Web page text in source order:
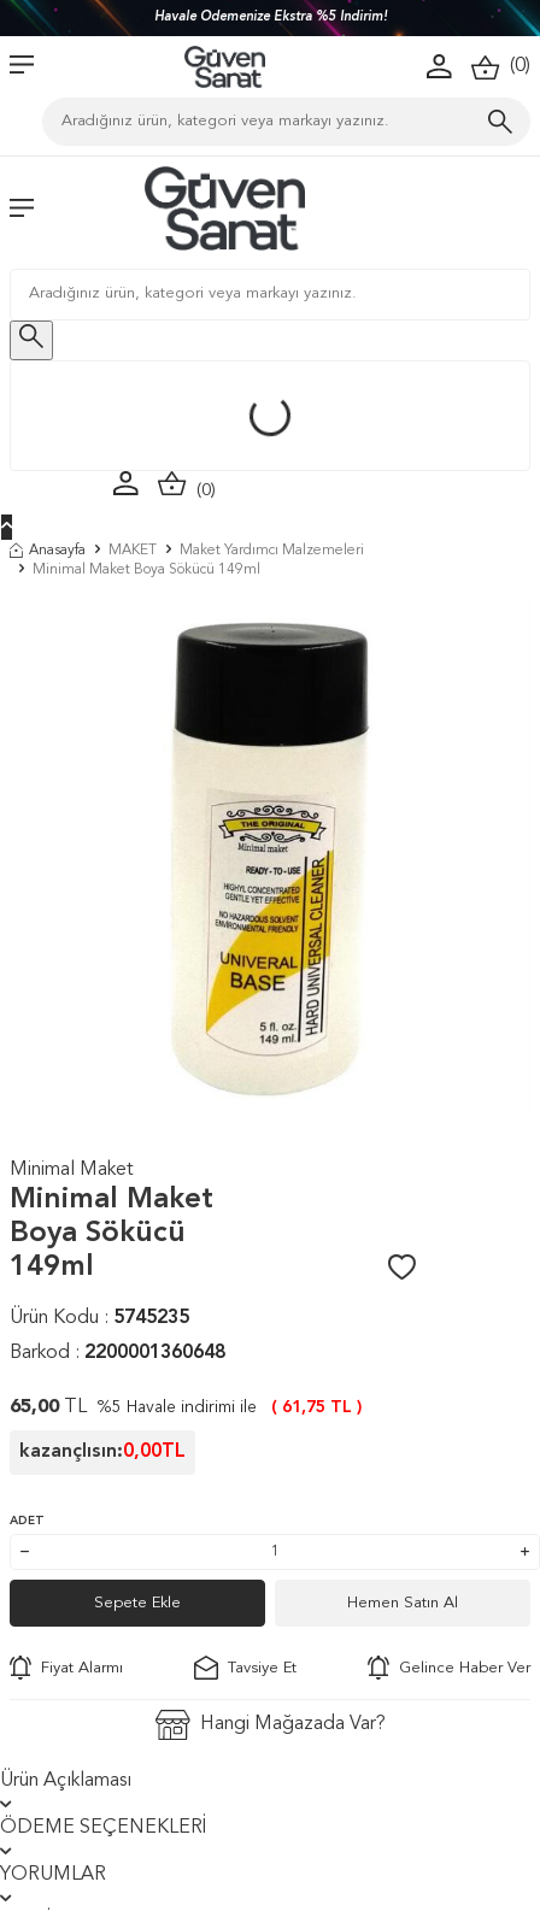
Türkiye'nin her yerine 1450 TL ve üzeri kargo bedava!
(0)
(0)
Anasayfa MAKET
Maket Yardımcı Malzemeleri
Minimal Maket Boya Sökücü 149ml
Minimal Maket
Minimal Maket
Boya Sökücü
149ml
Ürün Kodu : 5745235
Barkod : 2200001360648
65,00TL %5 Havale indirimi ile ( 61,75 TL )
kazançlısın:0,00 TL
ADET
Sepete Ekle Hemen Satın Al
Fiyat Alarmı Tavsiye Et Gelince Haber Ver
Hangi Mağazada Var?
Ürün Açıklaması
ÖDEME SEÇENEKLERI
YORUMLAR